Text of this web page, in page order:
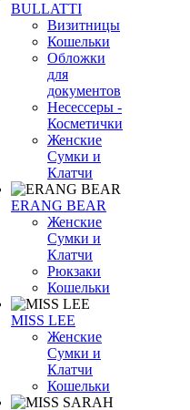
BULLATTI
Визитницы
Кошельки
Обложки
для
документов
Несессеры -
Косметички
Женские
Сумки и
Клатчи
ERANG BEAR
Женские
Сумки и
Клатчи
Рюкзаки
Кошельки
MISS LEE
Женские
Сумки и
Клатчи
Кошельки